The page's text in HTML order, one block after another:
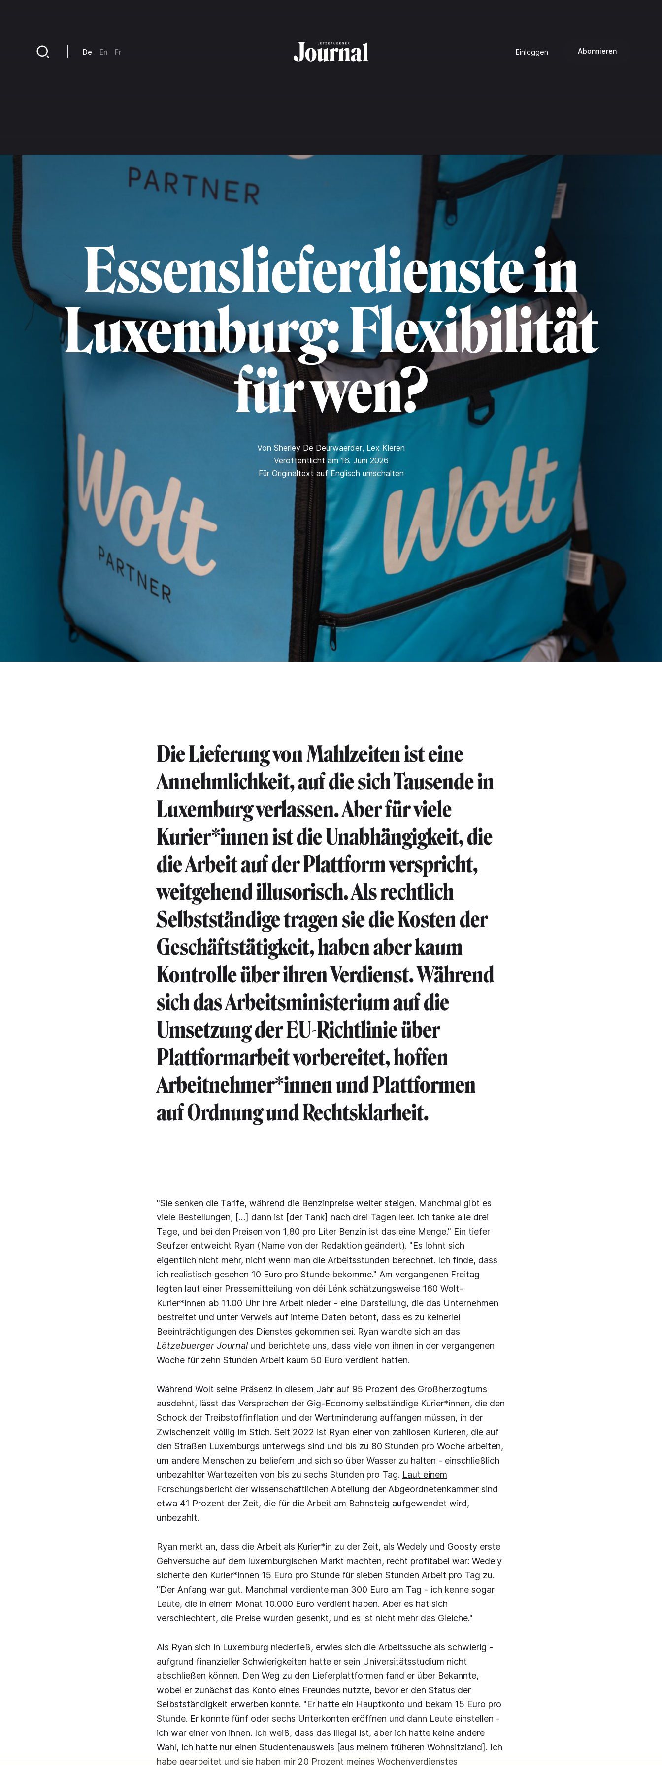
Einloggen Abonnieren
De En Fr
Essenslieferdienste in
Luxemburg: Flexibilität
für wen?
Von Sherley De Deurwaerder, Lex Kleren
Veröffentlicht am 16. Juni 2026
Für Originaltext auf Englisch umschalten
Die Lieferung von Mahlzeiten ist eine
Annehmlichkeit, auf die sich Tausende in
Luxemburg verlassen. Aber für viele
Kurier*innen ist die Unabhängigkeit, die
die Arbeit auf der Plattform verspricht,
weitgehend illusorisch. Als rechtlich
Selbstständige tragen sie die Kosten der
Geschäftstätigkeit, haben aber kaum
Kontrolle über ihren Verdienst. Während
sich das Arbeitsministerium auf die
Umsetzung der EU-Richtlinie über
Plattformarbeit vorbereitet, hoffen
Arbeitnehmer*innen und Plattformen
auf Ordnung und Rechtsklarheit.
"Sie senken die Tarife, während die Benzinpreise weiter steigen. Manchmal gibt es
viele Bestellungen, […] dann ist [der Tank] nach drei Tagen leer. Ich tanke alle drei
Tage, und bei den Preisen von 1,80 pro Liter Benzin ist das eine Menge." Ein tiefer
Seufzer entweicht Ryan (Name von der Redaktion geändert). "Es lohnt sich
eigentlich nicht mehr, nicht wenn man die Arbeitsstunden berechnet. Ich finde, dass
ich realistisch gesehen 10 Euro pro Stunde bekomme." Am vergangenen Freitag
legten laut einer Pressemitteilung von déi Lénk schätzungsweise 160 Wolt-
Kurier*innen ab 11.00 Uhr ihre Arbeit nieder - eine Darstellung, die das Unternehmen
bestreitet und unter Verweis auf interne Daten betont, dass es zu keinerlei
Beeinträchtigungen des Dienstes gekommen sei. Ryan wandte sich an das
Lëtzebuerger Journalund berichtete uns, dass viele von ihnen in der vergangenen
Woche für zehn Stunden Arbeit kaum 50 Euro verdient hatten.
Während Wolt seine Präsenz in diesem Jahr auf 95 Prozent des Großherzogtums
ausdehnt, lässt das Versprechen der Gig-Economy selbständige Kurier*innen, die den
Schock der Treibstoffinflation und der Wertminderung auffangen müssen, in der
Zwischenzeit völlig im Stich. Seit 2022 ist Ryan einer von zahllosen Kurieren, die auf
den Straßen Luxemburgs unterwegs sind und bis zu 80 Stunden pro Woche arbeiten,
um andere Menschen zu beliefern und sich so über Wasser zu halten - einschließlich
unbezahlter Wartezeiten von bis zu sechs Stunden pro Tag. Laut einem
Forschungsbericht der wissenschaftlichen Abteilung der Abgeordnetenkammer sind
etwa 41 Prozent der Zeit, die für die Arbeit am Bahnsteig aufgewendet wird,
unbezahlt.
Ryan merkt an, dass die Arbeit als Kurier*in zu der Zeit, als Wedely und Goosty erste
Gehversuche auf dem luxemburgischen Markt machten, recht profitabel war: Wedely
sicherte den Kurier*innen 15 Euro pro Stunde für sieben Stunden Arbeit pro Tag zu.
"Der Anfang war gut. Manchmal verdiente man 300 Euro am Tag - ich kenne sogar
Leute, die in einem Monat 10.000 Euro verdient haben. Aber es hat sich
verschlechtert, die Preise wurden gesenkt, und es ist nicht mehr das Gleiche."
Als Ryan sich in Luxemburg niederließ, erwies sich die Arbeitssuche als schwierig -
aufgrund finanzieller Schwierigkeiten hatte er sein Universitätsstudium nicht
abschließen können. Den Weg zu den Lieferplattformen fand er über Bekannte,
wobei er zunächst das Konto eines Freundes nutzte, bevor er den Status der
Selbstständigkeit erwerben konnte. "Er hatte ein Hauptkonto und bekam 15 Euro pro
Stunde. Er konnte fünf oder sechs Unterkonten eröffnen und dann Leute einstellen -
ich war einer von ihnen. Ich weiß, dass das illegal ist, aber ich hatte keine andere
Wahl, ich hatte nur einen Studentenausweis [aus meinem früheren Wohnsitzland]. Ich
habe gearbeitet und sie haben mir 20 Prozent meines Wochenverdienstes